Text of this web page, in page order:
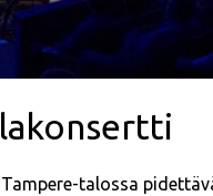
talossa